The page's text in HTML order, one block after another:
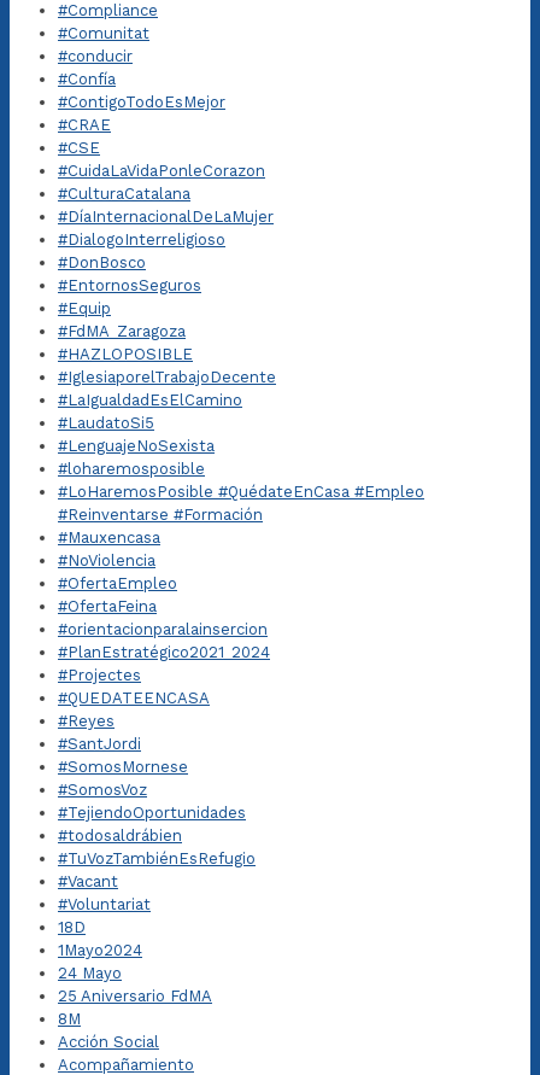
#Compliance
#Comunitat
#conducir
#Confía
#ContigoTodoEsMejor
#CRAE
#CSE
#CuidaLaVidaPonleCorazon
#CulturaCatalana
#DíaInternacionalDeLaMujer
#DialogoInterreligioso
#DonBosco
#EntornosSeguros
#Equip
#FdMA_Zaragoza
#HAZLOPOSIBLE
#IglesiaporelTrabajoDecente
#LaIgualdadEsElCamino
#LaudatoSi5
#LenguajeNoSexista
#loharemosposible
#LoHaremosPosible #QuédateEnCasa #Empleo
#Reinventarse #Formación
#Mauxencasa
#NoViolencia
#OfertaEmpleo
#OfertaFeina
#orientacionparalainsercion
#PlanEstratégico2021_2024
#Projectes
#QUEDATEENCASA
#Reyes
#SantJordi
#SomosMornese
#SomosVoz
#TejiendoOportunidades
#todosaldrábien
#TuVozTambiénEsRefugio
#Vacant
#Voluntariat
18D
1Mayo2024
24 Mayo
25 Aniversario FdMA
8M
Acción Social
Acompañamiento